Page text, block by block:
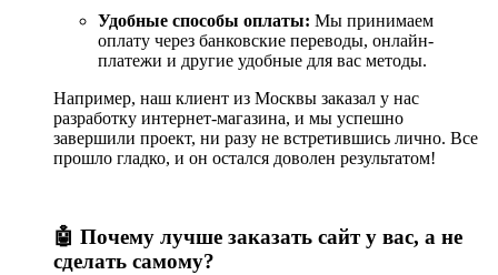
Можно ли интегрировать сайт с CRM?
Да, разработка включает интеграции с популярными CRM-
системами: Bitrix24, amoCRM, RetailCRM и другими.
Сколько страниц можно добавить?
Предоставляется ли поддержка после запуска?
Удобные способы оплаты: Мы принимаем
оплату через банковские переводы, онлайн-
платежи и другие удобные для вас методы.
Например, наш клиент из Москвы заказал у нас
разработку интернет-магазина, и мы успешно
завершили проект, ни разу не встретившись лично. Все
прошло гладко, и он остался доволен результатом!
🤖 Почему лучше заказать сайт у вас, а не
сделать самому?